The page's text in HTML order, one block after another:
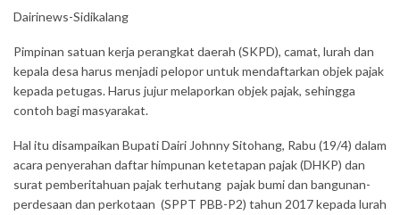
Dairinews-Sidikalang
Pimpinan satuan kerja perangkat daerah (SKPD), camat, lurah dan
kepala desa harus menjadi pelopor untuk mendaftarkan objek pajak
kepada petugas. Harus jujur melaporkan objek pajak, sehingga
contoh bagi masyarakat.
Hal itu disampaikan Bupati Dairi Johnny Sitohang, Rabu (19/4) dalam
acara penyerahan daftar himpunan ketetapan pajak (DHKP) dan
surat pemberitahuan pajak terhutang pajak bumi dan bangunan-
perdesaan dan perkotaan (SPPT PBB-P2) tahun 2017 kepada lurah